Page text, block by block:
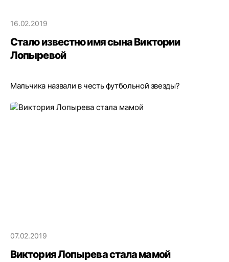
16.02.2019
Стало известно имя сына Виктории
Лопыревой
Мальчика назвали в честь футбольной звезды?
07.02.2019
Виктория Лопырева стала мамой